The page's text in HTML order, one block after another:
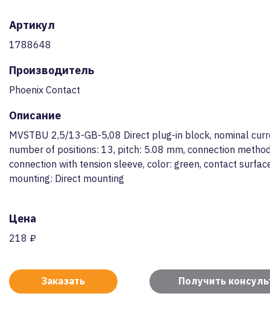
Артикул
1788648
Производитель
Phoenix Contact
Описание
MVSTBU 2,5/13-GB-5,08 Direct plug-in block, nominal
number of positions: 13, pitch: 5.08 mm, connection
connection with tension sleeve, color: green, contact
mounting: Direct mounting
Цена
218 ₽
Заказать Получить